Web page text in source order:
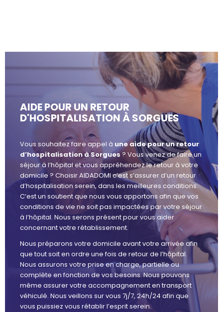
AIDE POUR UN RETOUR
D'HOSPITALISATION À SORGUES
Vous souhaitez faire appel à une aide pour un retour
d’hospitalisation à Sorgues? Vous venez de faire un
séjour à l’hôpital et vous appréhendez le retour à votre
domicile ? Choisir AIDADOMI c’est s’assurer d’un retour
d’hospitalisation serein, dans les meilleures conditions.
C’est un soutient que nous vous apportons afin que vos
conditions de vie ne soit pas impactées par votre séjour
à l’hôpital. Nous serons présent pour vous aider
concernant votre rétablissement.
Nous préparons votre domicile avant votre arrivée afin
que tout soit en ordre une fois de retour de l’hôpital.
Nous assurons votre prise en charge, partielle ou
complète en fonction de vos besoins. Nous pouvons
même assurer votre accompagnement en transport
véhiculé. Nous veillons sur vous 7j/7, 24h/24 afin que
vous puissiez vous rétablir l’esprit serein.